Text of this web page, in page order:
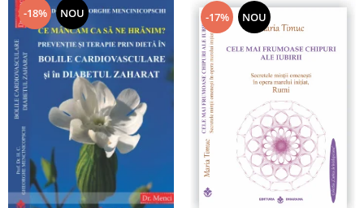
-18% NOU -17% NOU